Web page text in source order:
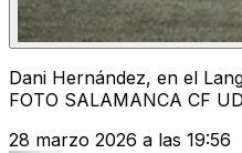
Dani Hernández, en el
FOTO SALAMANCA CF
28 marzo 2026 a las 19:56